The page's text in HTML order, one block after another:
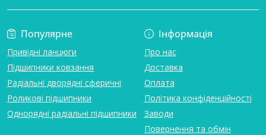
Популярне
Привідні ланцюги
Підшипники ковзання
Радіальні дворядні сферичні
Роликові підшипники
Однорядні радіальні підшипники
Інформація
Про нас
Доставка
Оплата
Політика конфіденційності
Заводи
Повернення та обмін